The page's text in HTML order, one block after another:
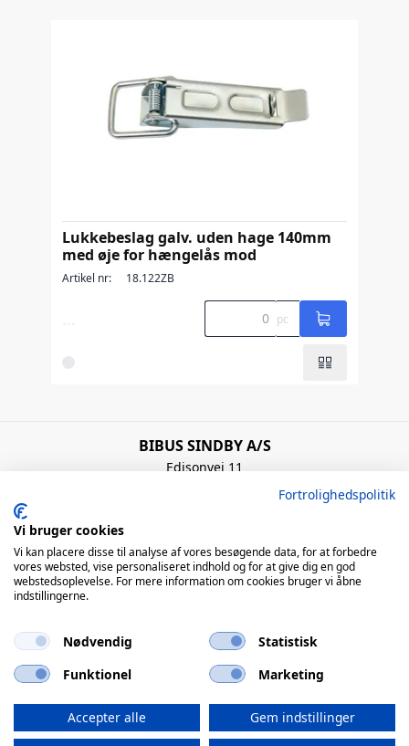
Lukkebeslag galv. uden hage 140mm
med øje for hængelås mod
Artikel nr: 18.122ZB
... pc
BIBUS SINDBY A/S
Edisonvej 11
Åbningstider
Man – Tors: 8:00 – 16:00 / Fre: 8:00 – 15:00
QUICK LINKS
© 2026 BIBUS, all rights reserved
powered by polynorm
Fortrolighedspolitik
Vi bruger cookies
Vi kan placere disse til analyse af vores besøgende data, for at forbedre
vores websted, vise personaliseret indhold og for at give dig en god
webstedsoplevelse. For mere information om cookies bruger vi åbne
indstillingerne.
Nødvendig
Statistisk
Funktionel
Marketing
Accepter alle
Gem indstillinger